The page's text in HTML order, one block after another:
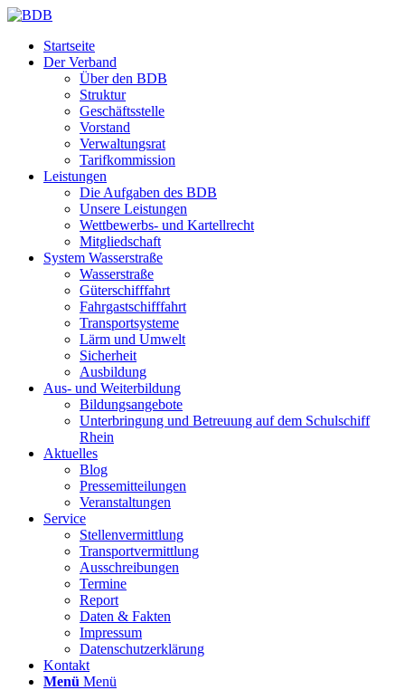
Startseite
Der Verband
Über den BDB
Struktur
Geschäftsstelle
Vorstand
Verwaltungsrat
Tarifkommission
Leistungen
Die Aufgaben des BDB
Unsere Leistungen
Wettbewerbs- und Kartellrecht
Mitgliedschaft
System Wasserstraße
Wasserstraße
Güterschifffahrt
Fahrgastschifffahrt
Transportsysteme
Lärm und Umwelt
Sicherheit
Ausbildung
Aus- und Weiterbildung
Bildungsangebote
Unterbringung und Betreuung auf dem Schulschiff
Rhein
Aktuelles
Blog
Pressemitteilungen
Veranstaltungen
Service
Stellenvermittlung
Transportvermittlung
Ausschreibungen
Termine
Report
Daten & Fakten
Impressum
Datenschutzerklärung
Kontakt
Menü Menü